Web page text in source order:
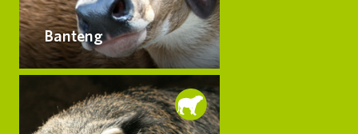
Banteng